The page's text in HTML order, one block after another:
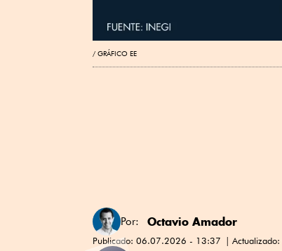
GRÁFICO EE
Por: Octavio Amador
Publicado: 06.07.2026 - 13:37 Actualizado: